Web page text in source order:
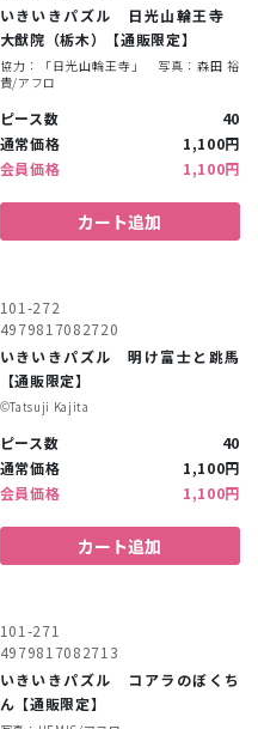
いきいきパズル 日光山輪王寺
大猷院（栃木）【通販限定】
協力：「日光山輪王寺」 写真：森田 裕
貴/アフロ
ピース数
40
通常価格
1,100円
会員価格
1,100円
カート追加
101-272
4979817082720
いきいきパズル 明け富士と跳馬
【通販限定】
©︎Tatsuji Kajita
ピース数
40
通常価格
1,100円
会員価格
1,100円
カート追加
101-271
4979817082713
いきいきパズル コアラのぼくち
ん【通販限定】